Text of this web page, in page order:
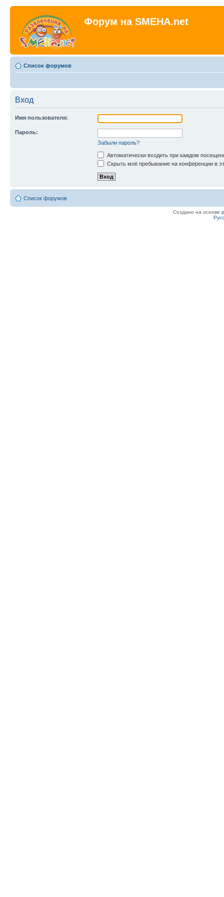
Форум на SMEHA.net
Список форумов
Вход
Имя пользователя:
Пароль:
Забыли пароль?
Автоматически входить при каждом
Скрыть моё пребывание на конференции в
Список форумов
Создано на основе